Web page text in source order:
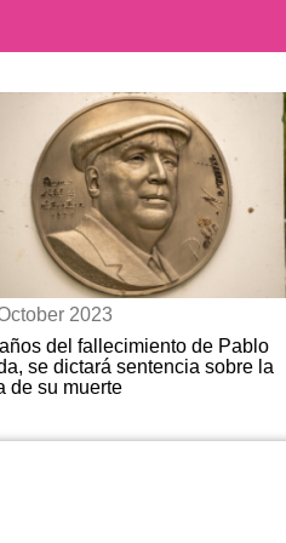
2023
del fallecimiento de Pablo
se dictará sentencia sobre la
de su muerte